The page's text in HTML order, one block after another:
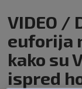
VIDEO /
euforija
kako su
ispred